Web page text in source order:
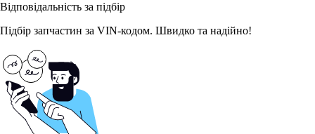
Відповідальність за підбір
Підбір запчастин за VIN-кодом. Швидко та надійно!